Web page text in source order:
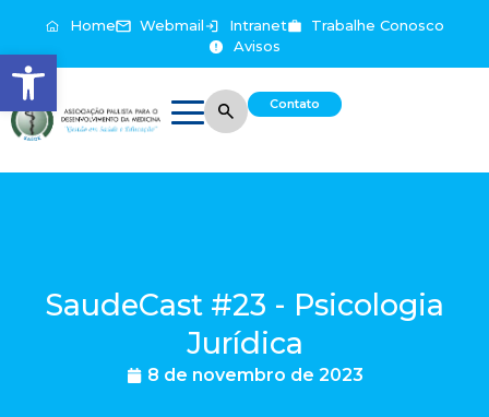
Abrir a barra de ferramentas
Home Webmail Intranet
Trabalhe Conosco
Avisos
Contato
SaudeCast #23 - Psicologia
Jurídica
8 de novembro de 2023